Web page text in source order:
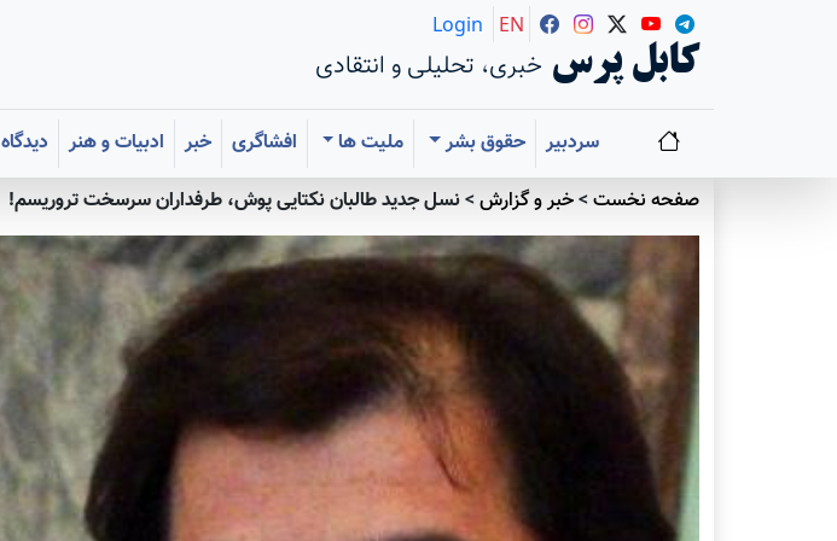
کابل پرس خبری، تحلیلی و انتقادی
Login EN
سردبیر حقوق بشر ملیت ها افشاگری خبر ادبیات و هنر دیدگاه
صفحه نخست>خبر و گزارش>نسل جدید طالبان نکتایی پوش، طرفداران سرسخت تروریسم!